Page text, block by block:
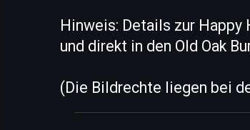
Hinweis: Details zur Happy
und direkt in den Old Oak
(Die Bildrechte liegen bei